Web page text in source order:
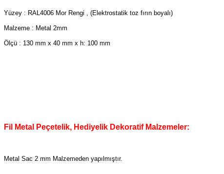
Yüzey : RAL4006 Mor Rengi , (Elektrostatik toz fırın boyalı)
Malzeme : Metal 2mm
Ölçü : 130 mm x 40 mm x h: 100 mm
Fil Metal Peçetelik, Hediyelik Dekoratif Malzemeler:
Metal Sac 2 mm Malzemeden yapılmıştır.